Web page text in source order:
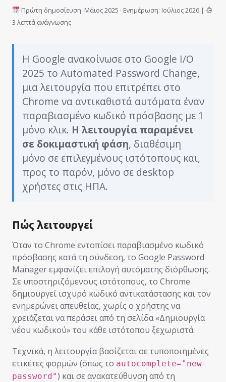
Πρώτη δημοσίευση: Μάιος 2025 · Ενημέρωση: Ιούλιος 2026 |
3 λεπτά ανάγνωσης
Η Google ανακοίνωσε στο Google I/O
2025 το Automated Password Change,
μια λειτουργία που επιτρέπει στο
Chrome να αντικαθιστά αυτόματα έναν
παραβιασμένο κωδικό πρόσβασης με 1
μόνο κλικ. Η λειτουργία παραμένει
σε δοκιμαστική φάση, διαθέσιμη
μόνο σε επιλεγμένους ιστότοπους και,
προς το παρόν, μόνο σε desktop
χρήστες στις ΗΠΑ.
Πώς λειτουργεί
Όταν το Chrome εντοπίσει παραβιασμένο κωδικό
πρόσβασης κατά τη σύνδεση, το Google Password
Manager εμφανίζει επιλογή αυτόματης διόρθωσης.
Σε υποστηριζόμενους ιστότοπους, το Chrome
δημιουργεί ισχυρό κωδικό αντικατάστασης και τον
ενημερώνει απευθείας, χωρίς ο χρήστης να
χρειάζεται να περάσει από τη σελίδα «Δημιουργία
νέου κωδικού» του κάθε ιστότοπου ξεχωριστά.
Τεχνικά, η λειτουργία βασίζεται σε τυποποιημένες
ετικέτες φορμών (όπως το autocomplete="new-
password") και σε ανακατεύθυνση από τη